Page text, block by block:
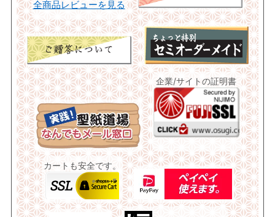
全商品レビューを見る
企業/サイトの証明書
カートも安全です。